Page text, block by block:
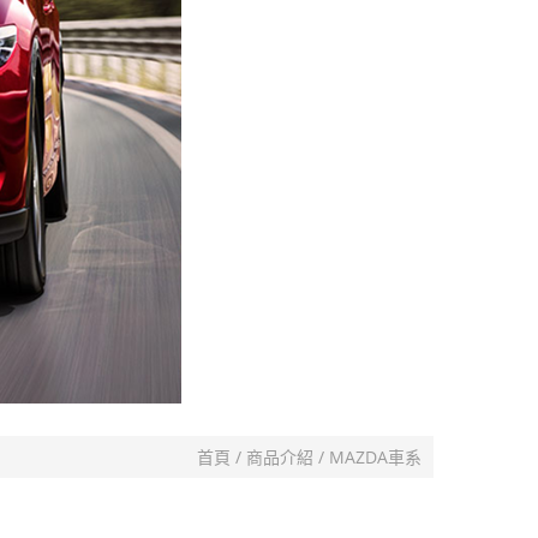
首頁 商品介紹 MAZDA車系